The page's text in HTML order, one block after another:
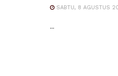
SABTU, 8 AGUSTUS
...